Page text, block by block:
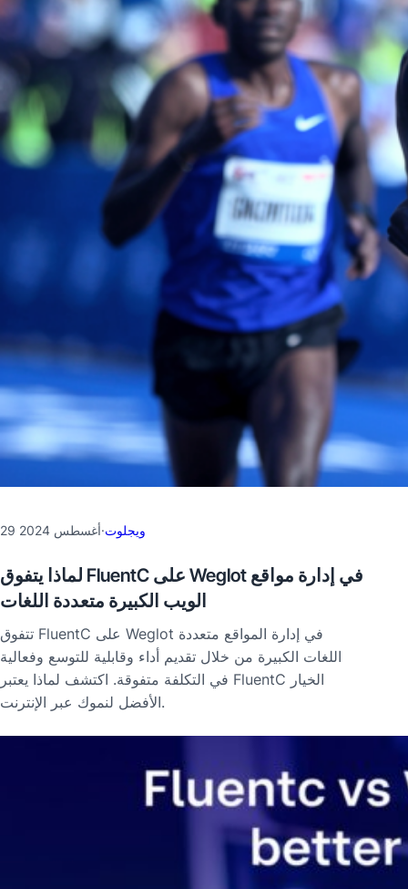
29 أغسطس 2024·ويجلوت
لماذا يتفوق FluentC على Weglot في إدارة مواقع
الويب الكبيرة متعددة اللغات
تتفوق FluentC على Weglot في إدارة المواقع متعددة
اللغات الكبيرة من خلال تقديم أداء وقابلية للتوسع وفعالية
في التكلفة متفوقة. اكتشف لماذا يعتبر FluentC الخيار
الأفضل لنموك عبر الإنترنت.